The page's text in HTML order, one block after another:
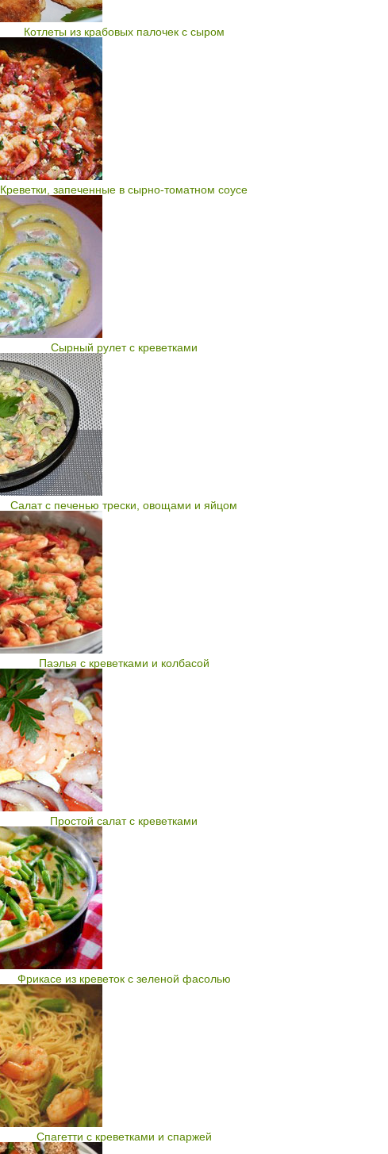
Котлеты из крабовых палочек с сыром
Креветки, запеченные в сырно-томатном соусе
Сырный рулет с креветками
Салат с печенью трески, овощами и яйцом
Паэлья с креветками и колбасой
Простой салат с креветками
Фрикасе из креветок с зеленой фасолью
Спагетти с креветками и спаржей